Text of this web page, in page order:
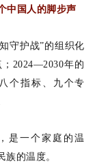
中国人的脚步声
守护战”的组织化
2024—2030年的
个指标、九个专
是一个家庭的温
族的温度。